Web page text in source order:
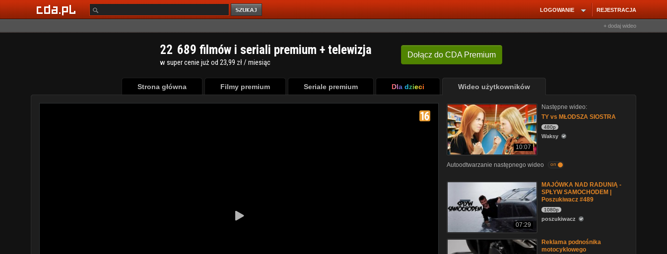
REJESTRACJA
LOGOWANIE
+ dodaj wideo
Dołącz do CDA Premium
22 689 filmów i seriali premium + telewizja
w super cenie już od 23,99 zł / miesiąc
Strona główna Filmy premium Seriale premium Dla dzieci Wideo użytkowników
10:07
Następne wideo:
TY vs MŁODSZA SIOSTRA
480p
Waksy
Autoodtwarzanie następnego wideo on
07:29
MAJÓWKA NAD RADUNIĄ -
SPŁYW SAMOCHODEM |
Poszukiwacz #489
1080p
poszukiwacz
Reklama podnośnika
motocyklowego